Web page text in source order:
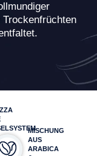
MISCHUNG
AUS
ARABICA